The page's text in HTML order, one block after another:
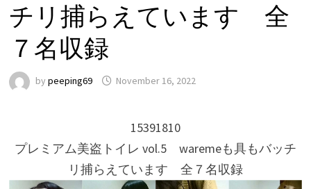
チリ捕らえています 全
７名収録
by peeping69 November 16, 2022
15391810
プレミアム美盗トイレ vol.5 waremeも具もバッチ
リ捕らえています 全７名収録